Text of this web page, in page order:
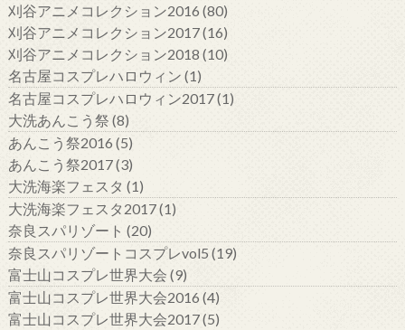
刈谷アニメコレクション2016 (80)
刈谷アニメコレクション2017(16)
刈谷アニメコレクション2018 (10)
名古屋コスプレハロウィン (1)
名古屋コスプレハロウィン2017(1)
大洗あんこう祭 (8)
あんこう祭2016 (5)
あんこう祭2017(3)
大洗海楽フェスタ (1)
大洗海楽フェスタ2017(1)
奈良スパリゾート (20)
奈良スパリゾートコスプレvol5 (19)
富士山コスプレ世界大会 (9)
富士山コスプレ世界大会2016 (4)
富士山コスプレ世界大会2017(5)